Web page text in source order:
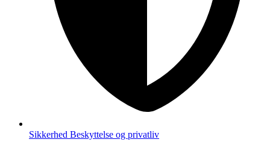
Sikkerhed Beskyttelse og privatliv